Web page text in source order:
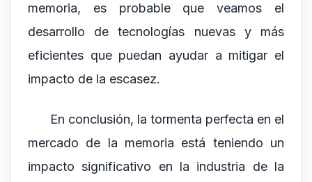
memoria, es probable que veamos el
desarrollo de tecnologías nuevas y más
eficientes que puedan ayudar a mitigar el
impacto de la escasez.
En conclusión, la tormenta perfecta en el
mercado de la memoria está teniendo un
impacto significativo en la industria de la